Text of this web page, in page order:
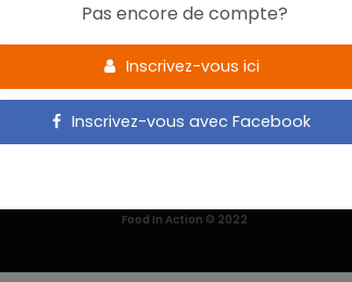
Pas encore de compte?
Inscrivez-vous ici
Inscrivez-vous avec Facebook
Food In Action © 2022